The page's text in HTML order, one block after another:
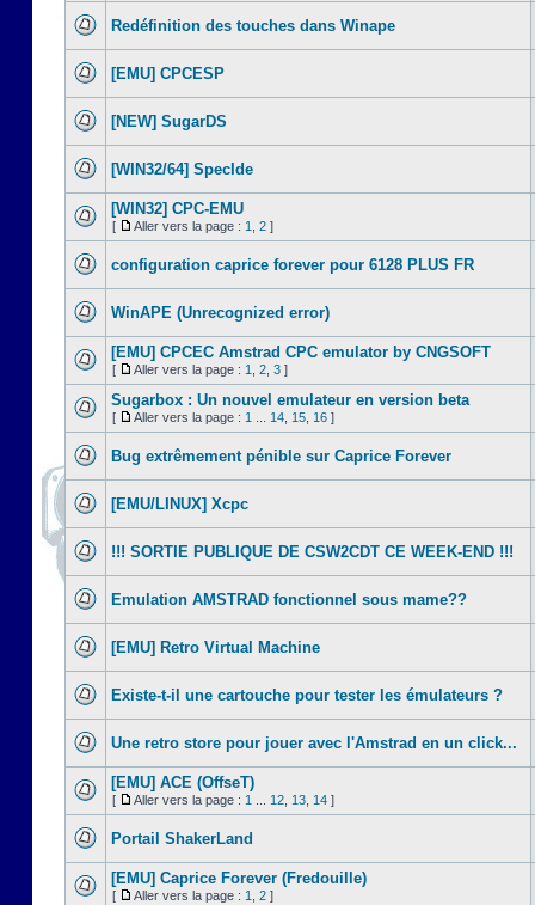
Redéfinition des touches dans Winape
[EMU] CPCESP
[NEW] SugarDS
[WIN32/64] SpecIde
[WIN32] CPC-EMU
[ Aller vers la page : 1 2 ]
configuration caprice forever pour 6128 PLUS FR
WinAPE (Unrecognized error)
[EMU] CPCEC Amstrad CPC emulator by CNGSOFT
[ Aller vers la page : 1 2 3 ]
Sugarbox : Un nouvel emulateur en version beta
[ Aller vers la page : 1 14 15 16 ]
Bug extrêmement pénible sur Caprice Forever
[EMU/LINUX] Xcpc
!!! SORTIE PUBLIQUE DE CSW2CDT CE WEEK-END !!!
Emulation AMSTRAD fonctionnel sous mame??
[EMU] Retro Virtual Machine
Existe-t-il une cartouche pour tester les émulateurs ?
Une retro store pour jouer avec l'Amstrad en un click...
[EMU] ACE (OffseT)
[ Aller vers la page : 1 12 13 14 ]
Portail ShakerLand
[EMU] Caprice Forever (Fredouille)
[ Aller vers la page : 1 2 ]